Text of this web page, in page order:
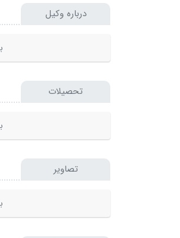
درباره وکیل
تحصیلات
تصاویر